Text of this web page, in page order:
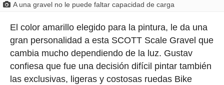
A una gravel no le puede faltar capacidad de carga
El color amarillo elegido para la pintura, le da una
gran personalidad a esta SCOTT Scale Gravel que
cambia mucho dependiendo de la luz. Gustav
confiesa que fue una decisión difícil pintar también
las exclusivas, ligeras y costosas ruedas Bike